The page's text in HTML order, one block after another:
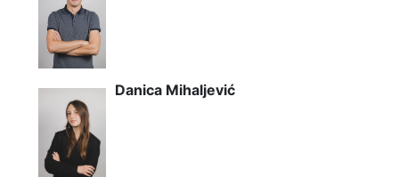
Danica Mihaljević